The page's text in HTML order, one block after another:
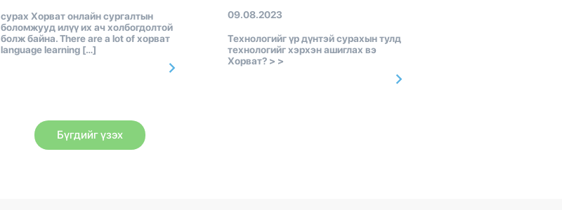
сурах Хорват онлайн сургалтын
боломжууд илүү их ач холбогдолтой
болж байна. There are a lot of хорват
language learning […]
09.08.2023
Технологийг үр дүнтэй сурахын тулд
технологийг хэрхэн ашиглах вэ
Хорват? > >
Бүгдийг үзэх